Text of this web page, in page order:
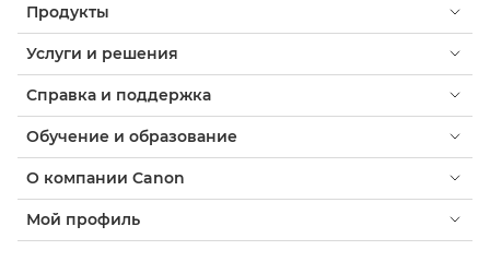
Продукты
Услуги и решения
Справка и поддержка
Обучение и образование
О компании Canon
Мой профиль